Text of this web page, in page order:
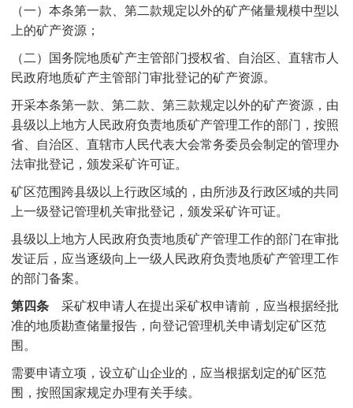
（一）本条第一款、第二款规定以外的矿产储量规模中型以
上的矿产资源；
（二）国务院地质矿产主管部门授权省、自治区、直辖市人
民政府地质矿产主管部门审批登记的矿产资源。
开采本条第一款、第二款、第三款规定以外的矿产资源，由
县级以上地方人民政府负责地质矿产管理工作的部门，按照
省、自治区、直辖市人民代表大会常务委员会制定的管理办
法审批登记，颁发采矿许可证。
矿区范围跨县级以上行政区域的，由所涉及行政区域的共同
上一级登记管理机关审批登记，颁发采矿许可证。
县级以上地方人民政府负责地质矿产管理工作的部门在审批
发证后，应当逐级向上一级人民政府负责地质矿产管理工作
的部门备案。
第四条采矿权申请人在提出采矿权申请前，应当根据经批
准的地质勘查储量报告，向登记管理机关申请划定矿区范
围。
需要申请立项，设立矿山企业的，应当根据划定的矿区范
围，按照国家规定办理有关手续。